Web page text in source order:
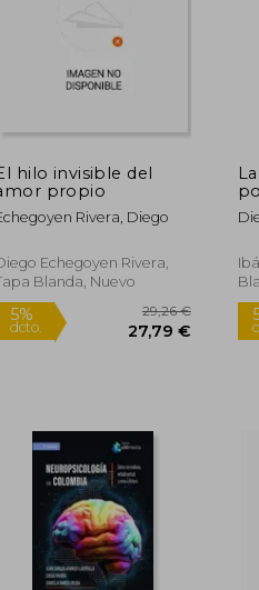
5%
hilo invisible del
propio
Rivera, Diego
Echegoyen Rivera,
Blanda, Nuevo